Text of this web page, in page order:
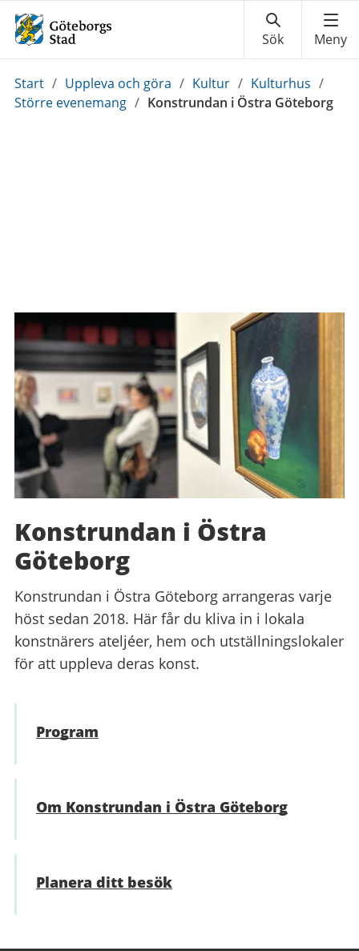
Du
är
Start / Uppleva och göra / Kultur / Kulturhus /
Större evenemang / Konstrundan i Östra Göteborg
Konstrundan i Östra
Göteborg
Konstrundan i Östra Göteborg arrangeras varje
höst sedan 2018. Här får du kliva in i lokala
konstnärers ateljéer, hem och utställningslokaler
för att uppleva deras konst.
Program
Om Konstrundan i Östra Göteborg
Planera ditt besök